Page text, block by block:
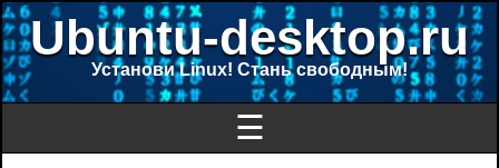
Ubuntu-desktop.ru
Установи Linux! Стань свободным!
☰